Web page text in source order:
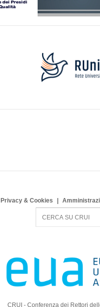
Privacy & Cookies
CRUI - Conferenza dei Rettori